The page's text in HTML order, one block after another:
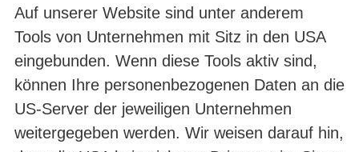
Auf unserer Website sind unter anderem
Tools von Unternehmen mit Sitz in den USA
eingebunden. Wenn diese Tools aktiv sind,
können Ihre personenbezogenen Daten an die
US-Server der jeweiligen Unternehmen
weitergegeben werden. Wir weisen darauf hin,